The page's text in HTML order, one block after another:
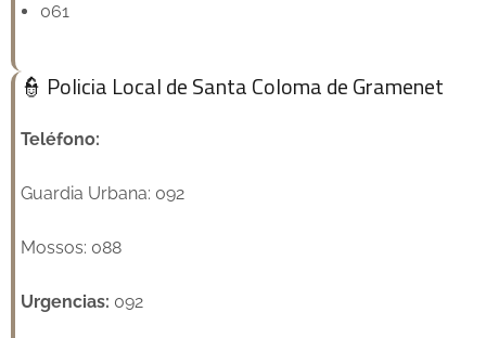
061
👮 Policia Local de Santa Coloma de Gramenet
Teléfono:
Guardia Urbana: 092
Mossos: 088
Urgencias: 092